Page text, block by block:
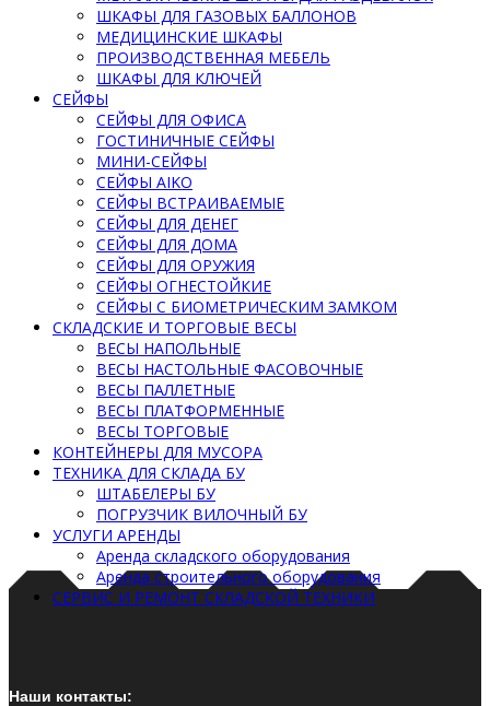
ШКАФЫ ДЛЯ ГАЗОВЫХ БАЛЛОНОВ
МЕДИЦИНСКИЕ ШКАФЫ
ПРОИЗВОДСТВЕННАЯ МЕБЕЛЬ
ШКАФЫ ДЛЯ КЛЮЧЕЙ
СЕЙФЫ
СЕЙФЫ ДЛЯ ОФИСА
ГОСТИНИЧНЫЕ СЕЙФЫ
МИНИ-СЕЙФЫ
СЕЙФЫ AIKO
СЕЙФЫ ВСТРАИВАЕМЫЕ
СЕЙФЫ ДЛЯ ДЕНЕГ
СЕЙФЫ ДЛЯ ДОМА
СЕЙФЫ ДЛЯ ОРУЖИЯ
СЕЙФЫ ОГНЕСТОЙКИЕ
СЕЙФЫ С БИОМЕТРИЧЕСКИМ ЗАМКОМ
СКЛАДСКИЕ И ТОРГОВЫЕ ВЕСЫ
ВЕСЫ НАПОЛЬНЫЕ
ВЕСЫ НАСТОЛЬНЫЕ ФАСОВОЧНЫЕ
ВЕСЫ ПАЛЛЕТНЫЕ
ВЕСЫ ПЛАТФОРМЕННЫЕ
ВЕСЫ ТОРГОВЫЕ
КОНТЕЙНЕРЫ ДЛЯ МУСОРА
ТЕХНИКА ДЛЯ СКЛАДА БУ
ШТАБЕЛЕРЫ БУ
ПОГРУЗЧИК ВИЛОЧНЫЙ БУ
УСЛУГИ АРЕНДЫ
Аренда складского оборудования
Аренда строительного оборудования
СЕРВИС И РЕМОНТ СКЛАДСКОЙ ТЕХНИКИ
Наши контакты: